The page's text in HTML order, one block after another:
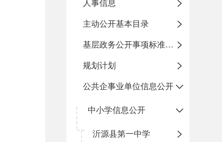
人事信息
主动公开基本目录
基层政务公开事项标准目录
规划计划
公共企事业单位信息公开
中小学信息公开
沂源县第一中学